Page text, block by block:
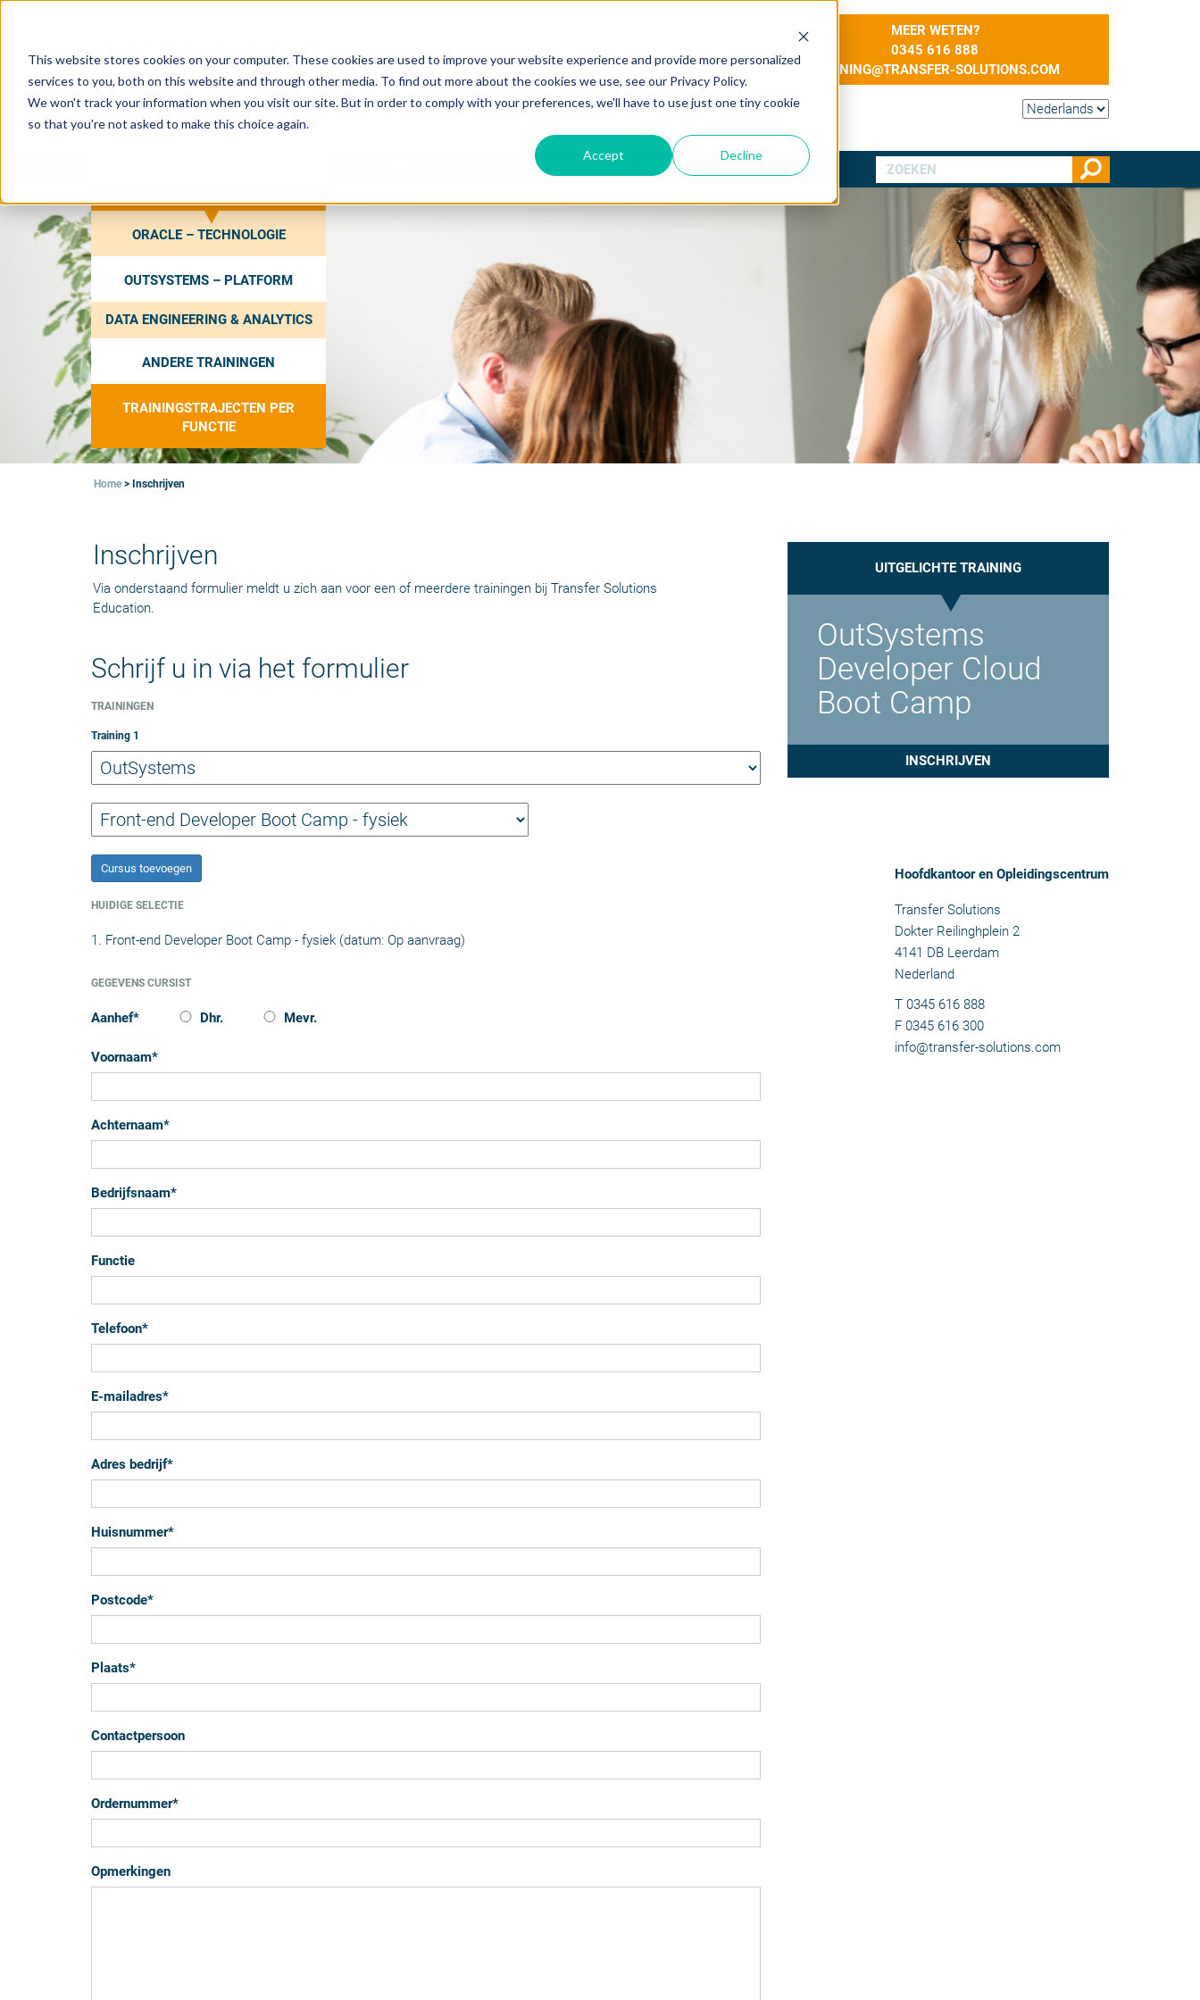
This website stores cookies on your computer. These cookies are used to improve your website experience and provide more personalized
services to you, both on this website and through other media. To find out more about the cookies we use, see our Privacy Policy.
We won't track your information when you visit our site. But in order to comply with your preferences, we'll have to use just one tiny cookie
so that you're not asked to make this choice again.
Accept Decline
MEER WETEN?
0345 616 888
TRAINING@TRANSFER-SOLUTIONS.COM
ORACLE – TECHNOLOGIE
OUTSYSTEMS – PLATFORM
DATA ENGINEERING & ANALYTICS
ANDERE TRAININGEN
TRAININGSTRAJECTEN PER
FUNCTIE
OVER ONS CONTACT
Home > Inschrijven
Inschrijven
Via onderstaand formulier meldt u zich aan voor een of meerdere trainingen bij Transfer Solutions
Education.
Schrijf u in via het formulier
TRAININGEN
Training 1
Cursus toevoegen
HUIDIGE SELECTIE
1. Front-end Developer Boot Camp - fysiek (datum: Op aanvraag)
GEGEVENS CURSIST
Aanhef* Dhr. Mevr.
Voornaam*
Achternaam*
Bedrijfsnaam*
Functie
Telefoon*
E-mailadres*
Adres bedrijf*
Huisnummer*
Postcode*
Plaats*
Contactpersoon
Ordernummer*
Opmerkingen
UITGELICHTE TRAINING
OutSystems
Developer Cloud
Boot Camp
INSCHRIJVEN
Hoofdkantoor en Opleidingscentrum
Transfer Solutions
Dokter Reilinghplein 2
4141 DB Leerdam
Nederland
T 0345 616 888
F 0345 616 300
info@transfer-solutions.com